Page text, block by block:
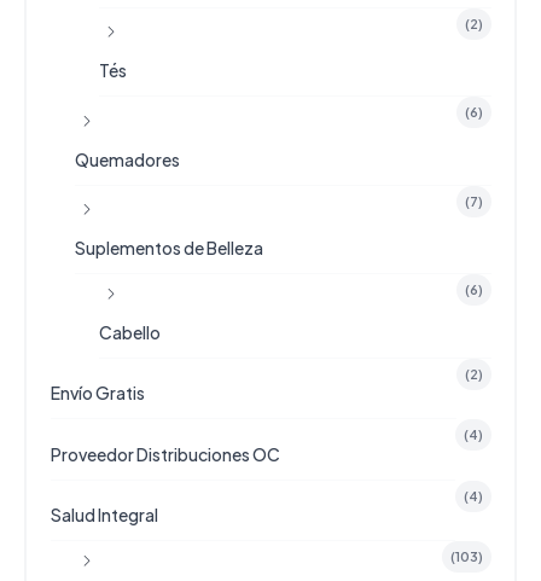
(2)
Tés
(6)
Quemadores
(7)
Suplementos de Belleza
(6)
Cabello
(2)
Envío Gratis
(4)
Proveedor Distribuciones OC
(4)
Salud Integral
(103)